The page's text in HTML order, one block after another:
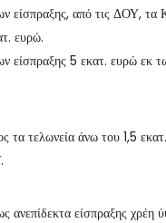
είσπραξης, από τις ΔΟΥ,
ευρώ.
είσπραξης 5 εκατ. ευρώ εκ
τα τελωνεία άνω του 1,5
ανεπίδεκτα είσπραξης